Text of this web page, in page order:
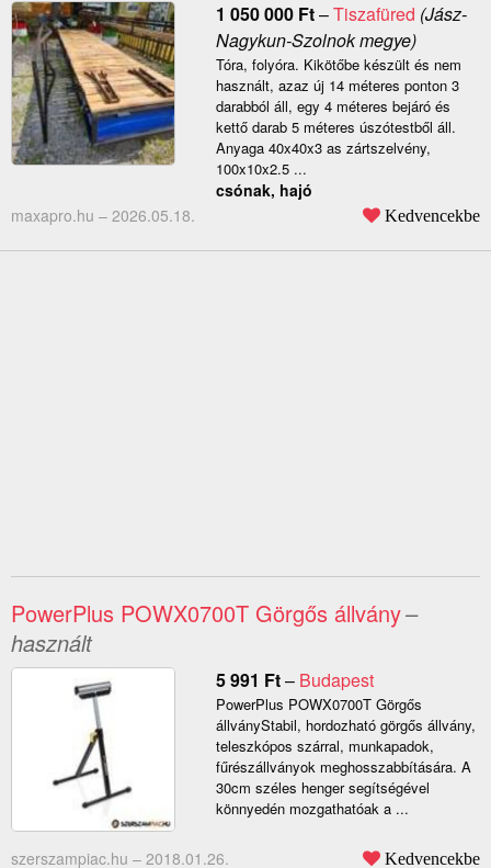
1 050 000 Ft–Tiszafüred (Jász-
Nagykun-Szolnok megye)
Tóra, folyóra. Kikötőbe készült és nem
használt, azaz új 14 méteres ponton 3
darabból áll, egy 4 méteres bejáró és
kettő darab 5 méteres úszótestből áll.
Anyaga 40x40x3 as zártszelvény,
100x10x2.5 ...
csónak, hajó
maxapro.hu – 2026.05.18. Kedvencekbe
PowerPlus POWX0700T Görgős állvány–
használt
5 991 Ft– Budapest
PowerPlus POWX0700T Görgős
állványStabil, hordozható görgős állvány,
teleszkópos szárral, munkapadok,
fűrészállványok meghosszabbítására. A
30cm széles henger segítségével
könnyedén mozgathatóak a ...
szerszampiac.hu – 2018.01.26. Kedvencekbe